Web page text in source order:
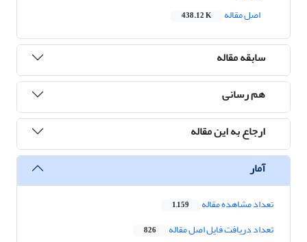
اصل مقاله
438.12 K
سابقه مقاله
هم رسانی
ارجاع به این مقاله
آمار
تعداد مشاهده مقاله 1,159
تعداد دریافت فایل اصل مقاله 826